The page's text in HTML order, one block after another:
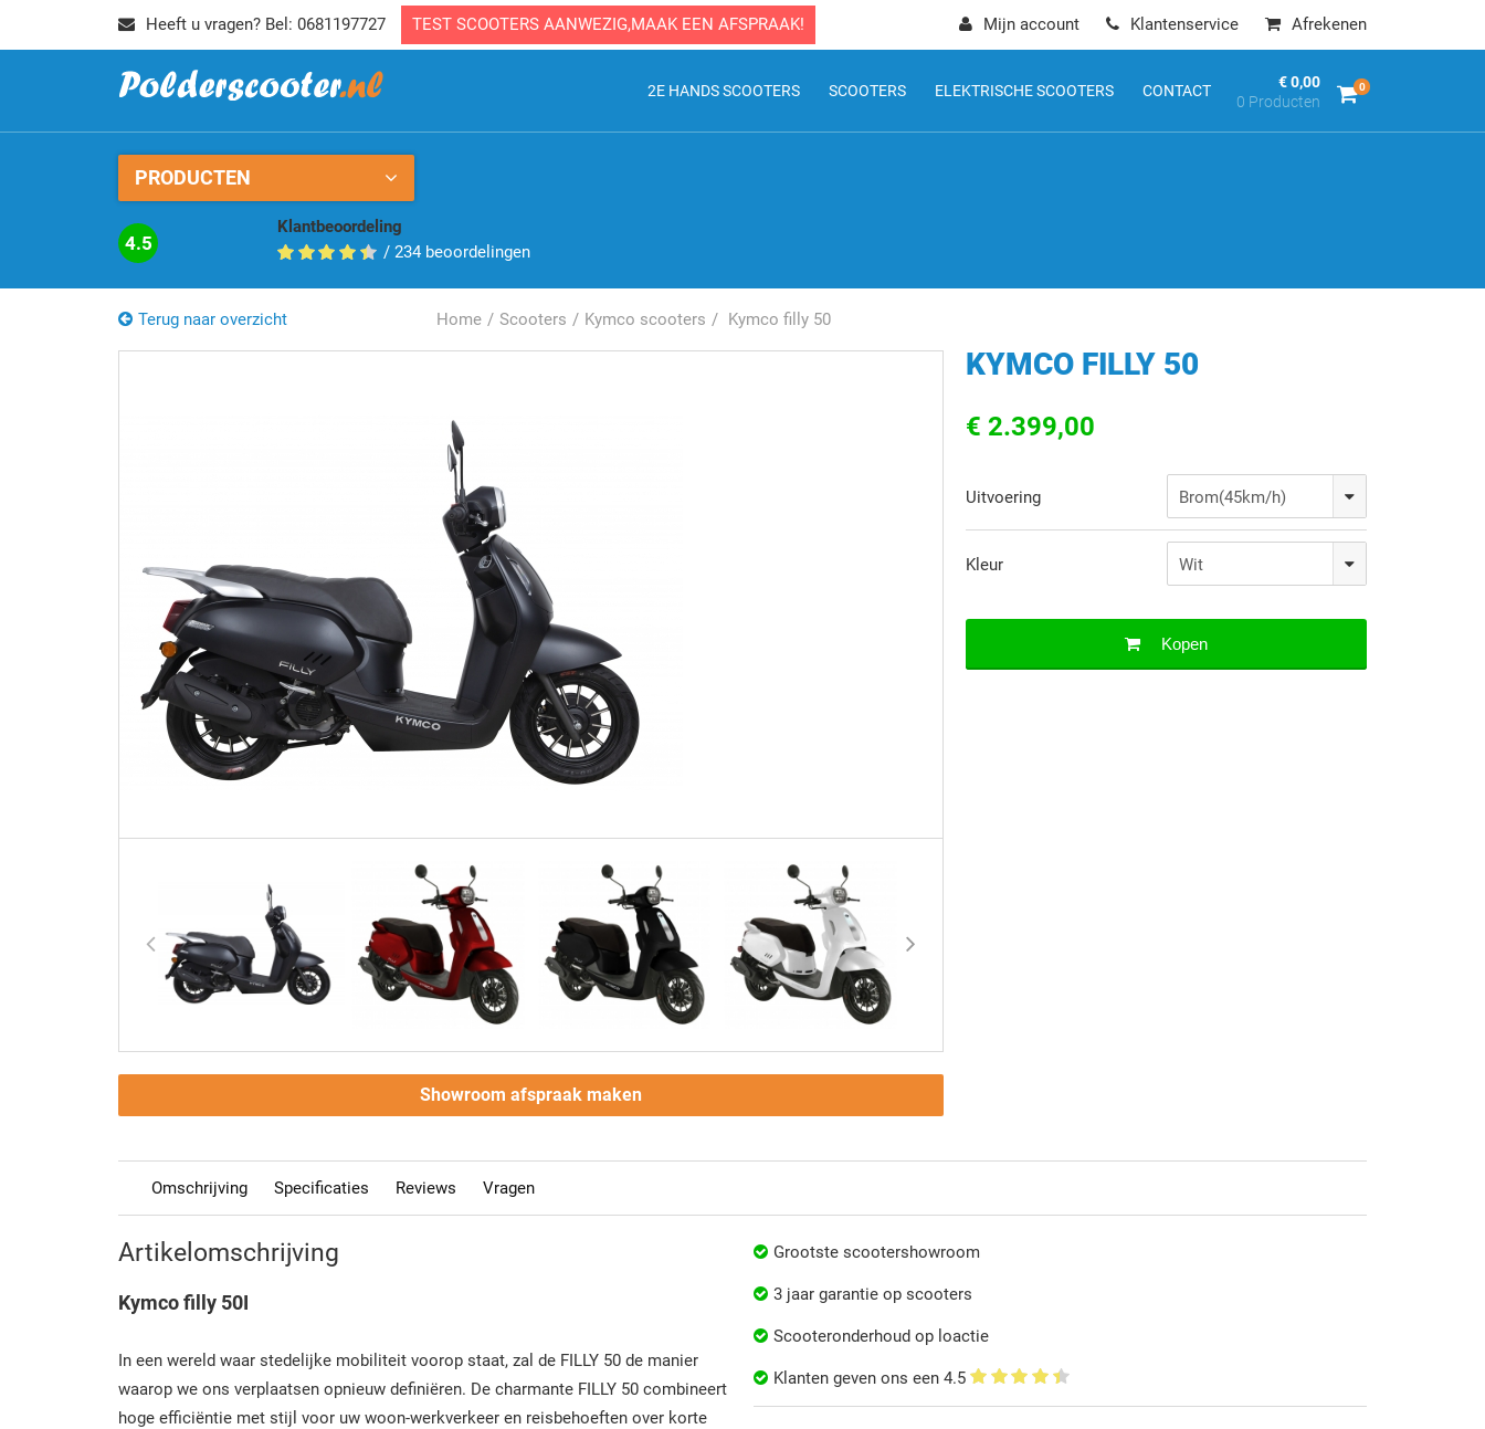
Heeft u vragen? Bel: 0681197727 TEST SCOOTERS AANWEZIG,MAAK EEN AFSPRAAK! Mijn account Klantenservice Afrekenen
0
€ 0,00
0 Producten
2E HANDS SCOOTERS SCOOTERS ELEKTRISCHE SCOOTERS CONTACT
PRODUCTEN
4.5
Klantbeoordeling
/ 234 beoordelingen
Terug naar overzicht Home Scooters Kymco scooters Kymco filly 50
Showroom afspraak maken
KYMCO FILLY 50
€ 2.399,00
Uitvoering
Kleur
Kopen
Omschrijving Specificaties Reviews Vragen
Artikelomschrijving
Kymco filly 50I
In een wereld waar stedelijke mobiliteit voorop staat, zal de FILLY 50 de manier
waarop we ons verplaatsen opnieuw definiëren. De charmante FILLY 50 combineert
hoge efficiëntie met stijl voor uw woon-werkverkeer en reisbehoeften over korte
Grootste scootershowroom
3 jaar garantie op scooters
Scooteronderhoud op loactie
Klanten geven ons een 4.5